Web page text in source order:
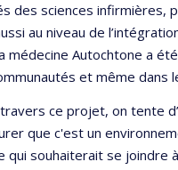
des sciences infirmières,
au niveau de
médecine Autochtone a
et même dans
ce projet, on tente
que c'est un
qui souhaiterait se joindre